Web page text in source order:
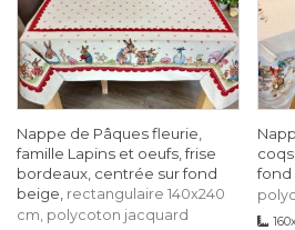
Nappe de Pâques fleurie,
famille Lapins et oeufs, frise
bordeaux, centrée sur fond
beige, rectangulaire 140x240
cm, polycoton jacquard
fond